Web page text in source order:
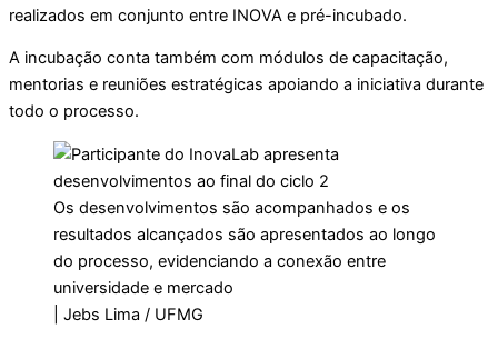
realizados em conjunto entre INOVA e pré-incubado.
A incubação conta também com módulos de capacitação,
mentorias e reuniões estratégicas apoiando a iniciativa durante
todo o processo.
Os desenvolvimentos são acompanhados e os
resultados alcançados são apresentados ao longo
do processo, evidenciando a conexão entre
universidade e mercado
| Jebs Lima / UFMG